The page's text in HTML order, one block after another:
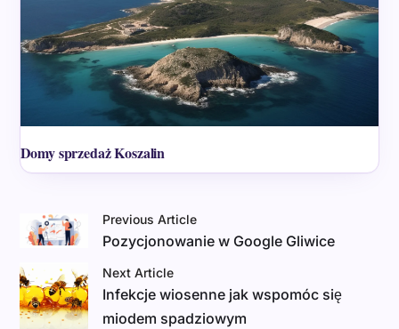
Domy sprzedaż Koszalin
Previous Article
Pozycjonowanie w Google Gliwice
Next Article
Infekcje wiosenne jak wspomóc się
miodem spadziowym